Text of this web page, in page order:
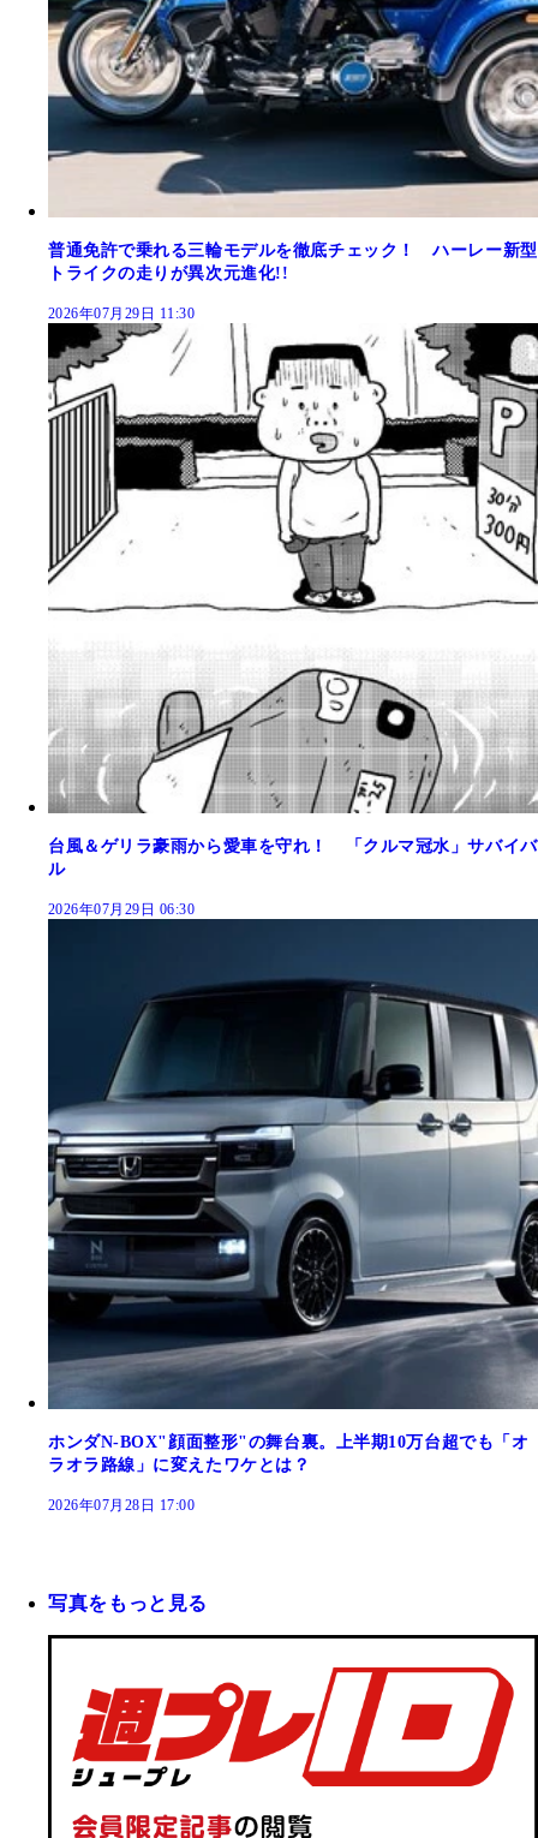
普通免許で乗れる三輪モデルを徹底チェック！ ハーレー新型
トライクの走りが異次元進化!!
2026年07月29日 11:30
台風＆ゲリラ豪雨から愛車を守れ！ 「クルマ冠水」サバイバ
ル
2026年07月29日 06:30
ホンダN-BOX"顔面整形"の舞台裏。上半期10万台超でも「オ
ラオラ路線」に変えたワケとは？
2026年07月28日 17:00
写真をもっと見る